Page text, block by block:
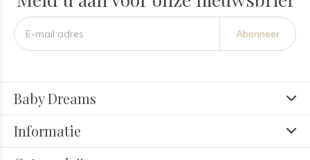
Abonneer
Baby Dreams
Informatie